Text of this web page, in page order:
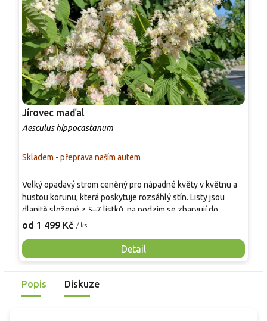
Jírovec maďal
Aesculus hippocastanum
Skladem - přeprava naším autem
od 1 499 Kč / ks
Detail
Velký opadavý strom ceněný pro nápadné květy v květnu a
hustou korunu, která poskytuje rozsáhlý stín. Listy jsou
dlanitě složené z 5–7 lístků, na podzim se zbarvují do
žlutohnědých odstínů. Plody jsou kulovité nejedlé „kaštany“
propustných půdách s pH kolem 6–7 v plném slunci až
polostínu a snáší mrazy pod −30 °C. Vhodný jako solitérní
strom do větších zahrad.
Popis Diskuze